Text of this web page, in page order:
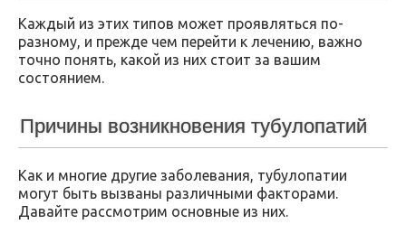
Каждый из этих типов может проявляться по-
разному, и прежде чем перейти к лечению, важно
точно понять, какой из них стоит за вашим
состоянием.
Причины возникновения тубулопатий
Как и многие другие заболевания, тубулопатии
могут быть вызваны различными факторами.
Давайте рассмотрим основные из них.